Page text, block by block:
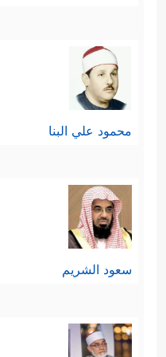
﴿یَــٰۤـأَیُّهَا ٱلَّذِینَ
اليقظة
طارئ، ويلاحظ
والمباشر
﴿خُذُواْ
عسكري لا يحتمل
ثم أطلق ولم
واحدة؛ وليكون
محمود علي البنا
سعود الشريم